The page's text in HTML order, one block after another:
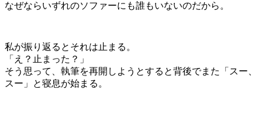
なぜならいずれのソファーにも誰もいないのだから。
私が振り返るとそれは止まる。
「え？止まった？」
そう思って、執筆を再開しようとすると背後でまた「スー、
スー」と寝息が始まる。